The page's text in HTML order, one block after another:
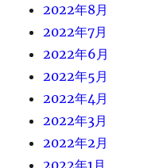
2022年8月
2022年7月
2022年6月
2022年5月
2022年4月
2022年3月
2022年2月
2022年1月